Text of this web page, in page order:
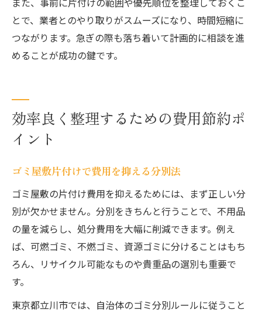
とで、業者とのやり取りがスムーズになり、時間短縮に
つながります。急ぎの際も落ち着いて計画的に相談を進
めることが成功の鍵です。
効率良く整理するための費用節約ポ
イント
ゴミ屋敷片付けで費用を抑える分別法
ゴミ屋敷の片付け費用を抑えるためには、まず正しい分
別が欠かせません。分別をきちんと行うことで、不用品
の量を減らし、処分費用を大幅に削減できます。例え
ば、可燃ゴミ、不燃ゴミ、資源ゴミに分けることはもち
ろん、リサイクル可能なものや貴重品の選別も重要で
す。
東京都立川市では、自治体のゴミ分別ルールに従うこと